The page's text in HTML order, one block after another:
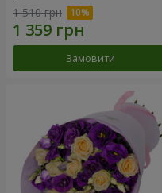
1 510 грн
Замовити